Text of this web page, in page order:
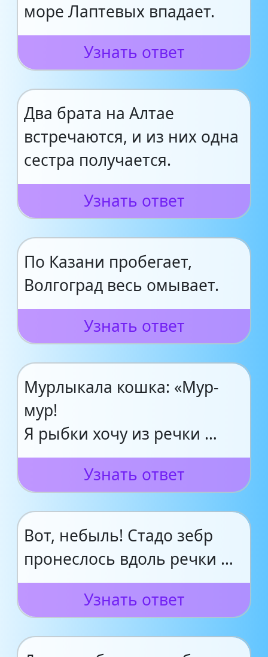
море Лаптевых впадает.
Узнать ответ
Два брата на Алтае
встречаются, и из них одна
сестра получается.
Узнать ответ
По Казани пробегает,
Волгоград весь омывает.
Узнать ответ
Мурлыкала кошка: «Мур-
мур!
Я рыбки хочу из речки …
Узнать ответ
Вот, небыль! Стадо зебр
пронеслось вдоль речки …
Узнать ответ